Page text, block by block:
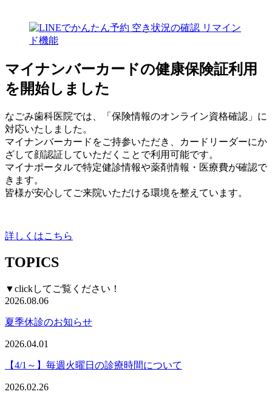
マイナンバーカードの健康保険証利用
を開始しました
なごみ歯科医院では、「保険情報のオンライン資格確認」に
対応いたしました。
マイナンバーカードをご持参いただき、カードリーダーにか
ざして顔認証していただくことで利用可能です。
マイナポータルで特定健診情報や薬剤情報・医療費が確認で
きます。
皆様が安心してご来院いただける環境を整えています。
詳しくはこちら
TOPICS
▼clickしてご覧ください！
2026.08.06
夏季休診のお知らせ
2026.04.01
【4/1～】毎週火曜日の診療時間について
2026.02.26